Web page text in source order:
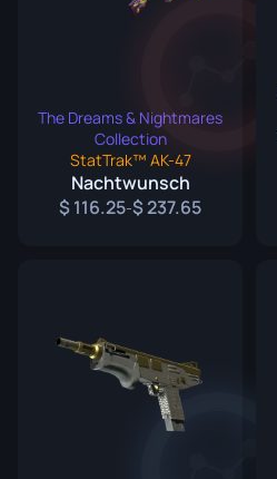
The Dreams & Nightmares
Collection
StatTrak™ AK-47
Nachtwunsch
116.25- 237.65